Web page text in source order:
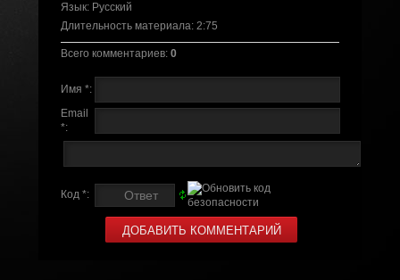
Язык: Русский
Длительность материала: 2:75
Всего комментариев: 0
Имя *:
Email
*:
Код *: